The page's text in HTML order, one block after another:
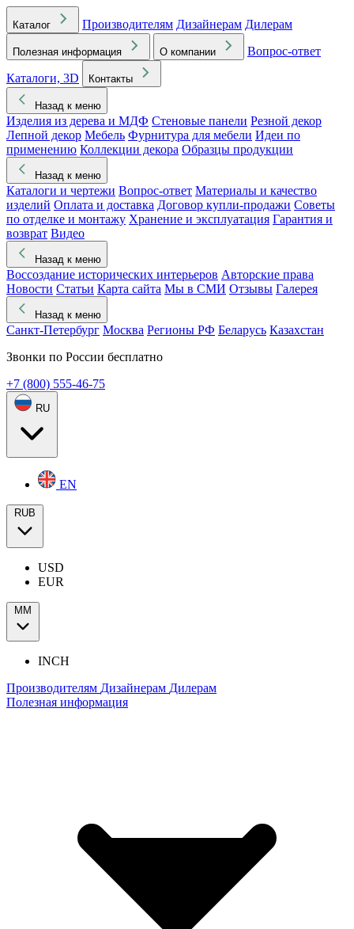
Каталог Производителям Дизайнерам Дилерам
Полезная информация О компании
Вопрос-ответ
Каталоги, 3D
Контакты
Назад к меню
Изделия из дерева и МДФ Стеновые панели Резной декор
Лепной декор Мебель Фурнитура для мебели Идеи по
применению Коллекции декора Образцы продукции
Назад к меню
Каталоги и чертежи Вопрос-ответ Материалы и качество
изделий Оплата и доставка Договор купли-продажи Советы
по отделке и монтажу Хранение и эксплуатация Гарантия и
возврат Видео
Назад к меню
Воссоздание исторических интерьеров Авторские права
Новости Статьи Карта сайта Мы в СМИ Отзывы Галерея
Назад к меню
Санкт-Петербург Москва Регионы РФ Беларусь Казахстан
Звонки по России бесплатно
+7 (800) 555-46-75
RU
EN
RUB
USD
EUR
ММ
INCH
Производителям Дизайнерам Дилерам
Полезная информация